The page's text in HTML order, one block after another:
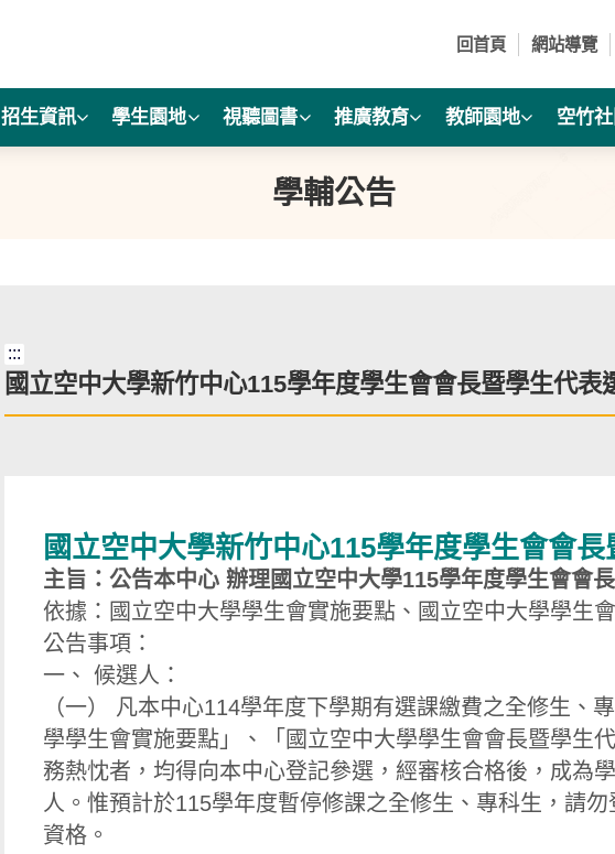
回首頁
網站導覽
招生資訊 學生園地 視聽圖書 推廣教育 教師園地 空竹
學輔公告
:::
國立空中大學新竹中心115學年度學生會會長暨學生代表
國立空中大學新竹中心115學年度學生會會
主旨：公告本中心 辦理國立空中大學115學年度學生會會
依據：國立空中大學學生會實施要點、國立空中大學學生
公告事項：
一、
候選人：
（一）
凡本中心114學年度下學期有選課繳費之全修生、
學學生會實施要點」、「國立空中大學學生會會長暨學生
務熱忱者，均得向本中心登記參選，經審核合格後，成為
人。惟預計於115學年度暫停修課之全修生、專科生，請
資格。